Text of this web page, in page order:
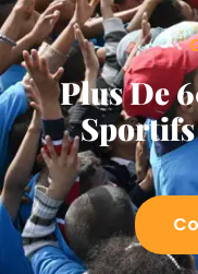
Plus De
Sportifs